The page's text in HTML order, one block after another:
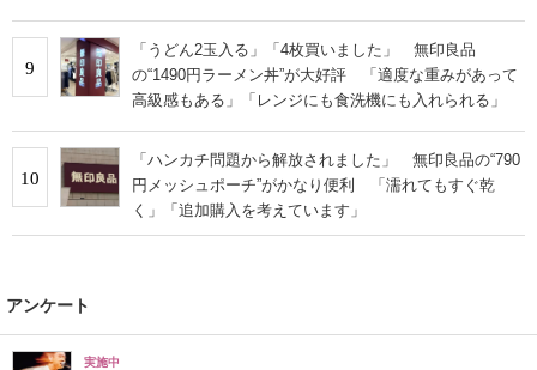
9
「うどん2玉入る」「4枚買いました」 無印良品
の“1490円ラーメン丼”が大好評 「適度な重みがあって
高級感もある」「レンジにも食洗機にも入れられる」
10
「ハンカチ問題から解放されました」 無印良品の“790
円メッシュポーチ”がかなり便利 「濡れてもすぐ乾
く」「追加購入を考えています」
アンケート
実施中